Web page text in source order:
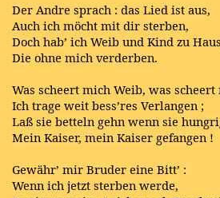
Der Andre sprach : das Lied ist aus,
Auch ich möcht mit dir sterben,
Doch hab’ ich Weib und Kind zu
Die ohne mich verderben.
Was scheert mich Weib, was
Ich trage weit bess’res Verlangen ;
Laß sie betteln gehn wenn sie
Mein Kaiser, mein Kaiser gefangen !
Gewähr’ mir Bruder eine Bitt’ :
Wenn ich jetzt sterben werde,